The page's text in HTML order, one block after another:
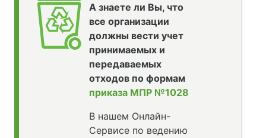
А знаете ли Вы, что
все организации
должны вести учет
принимаемых и
передаваемых
отходов по формам
приказа МПР №1028
В нашем Онлайн-
Сервисе по ведению